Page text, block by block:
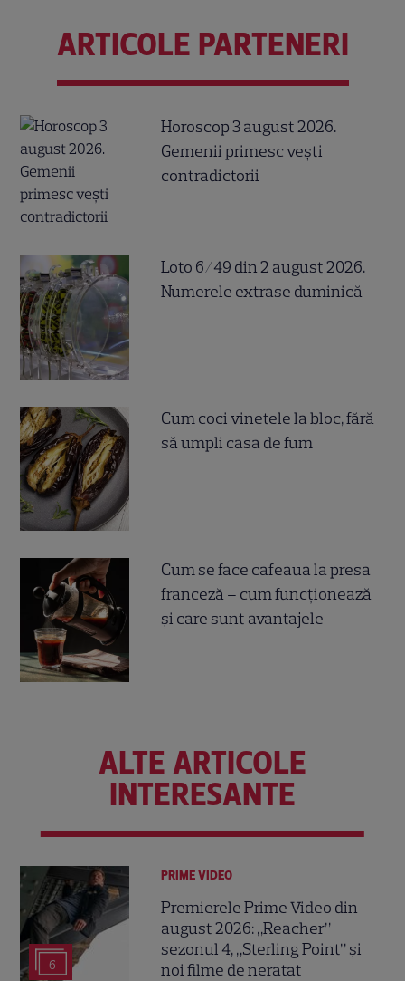
ARTICOLE PARTENERI
Horoscop 3 august 2026.
Gemenii primesc vești
contradictorii
Loto 6/49 din 2 august 2026.
Numerele extrase duminică
Cum coci vinetele la bloc, fără
să umpli casa de fum
Cum se face cafeaua la presa
franceză – cum funcționează
și care sunt avantajele
ALTE ARTICOLE
INTERESANTE
6
PRIME VIDEO
Premierele Prime Video din
august 2026: „Reacher”
sezonul 4, „Sterling Point” și
noi filme de neratat